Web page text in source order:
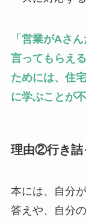
「営業がAさ
言ってもらえ
ためには、住
に学ぶことが
理由②行き詰
本には、自分
答えや、自分